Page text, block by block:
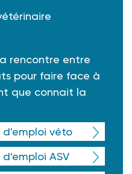
rencontre entre
pour faire face à
que connait la
d'emploi véto
ASV